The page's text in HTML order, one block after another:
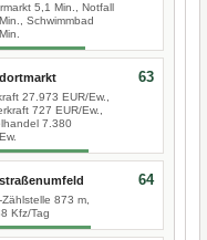
5,1 Min., Notfall
Schwimmbad
27.973 EUR/Ew.,
727 EUR/Ew.,
7.380
63
873 m,
Kfz/Tag
64